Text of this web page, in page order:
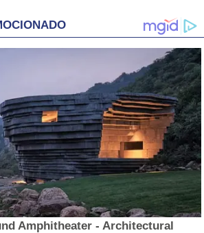
Amphitheater - Architectural